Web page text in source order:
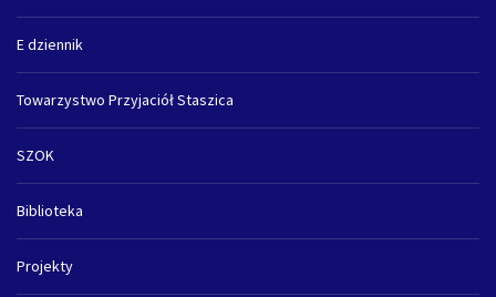
E dziennik
Towarzystwo Przyjaciół Staszica
SZOK
Biblioteka
Projekty